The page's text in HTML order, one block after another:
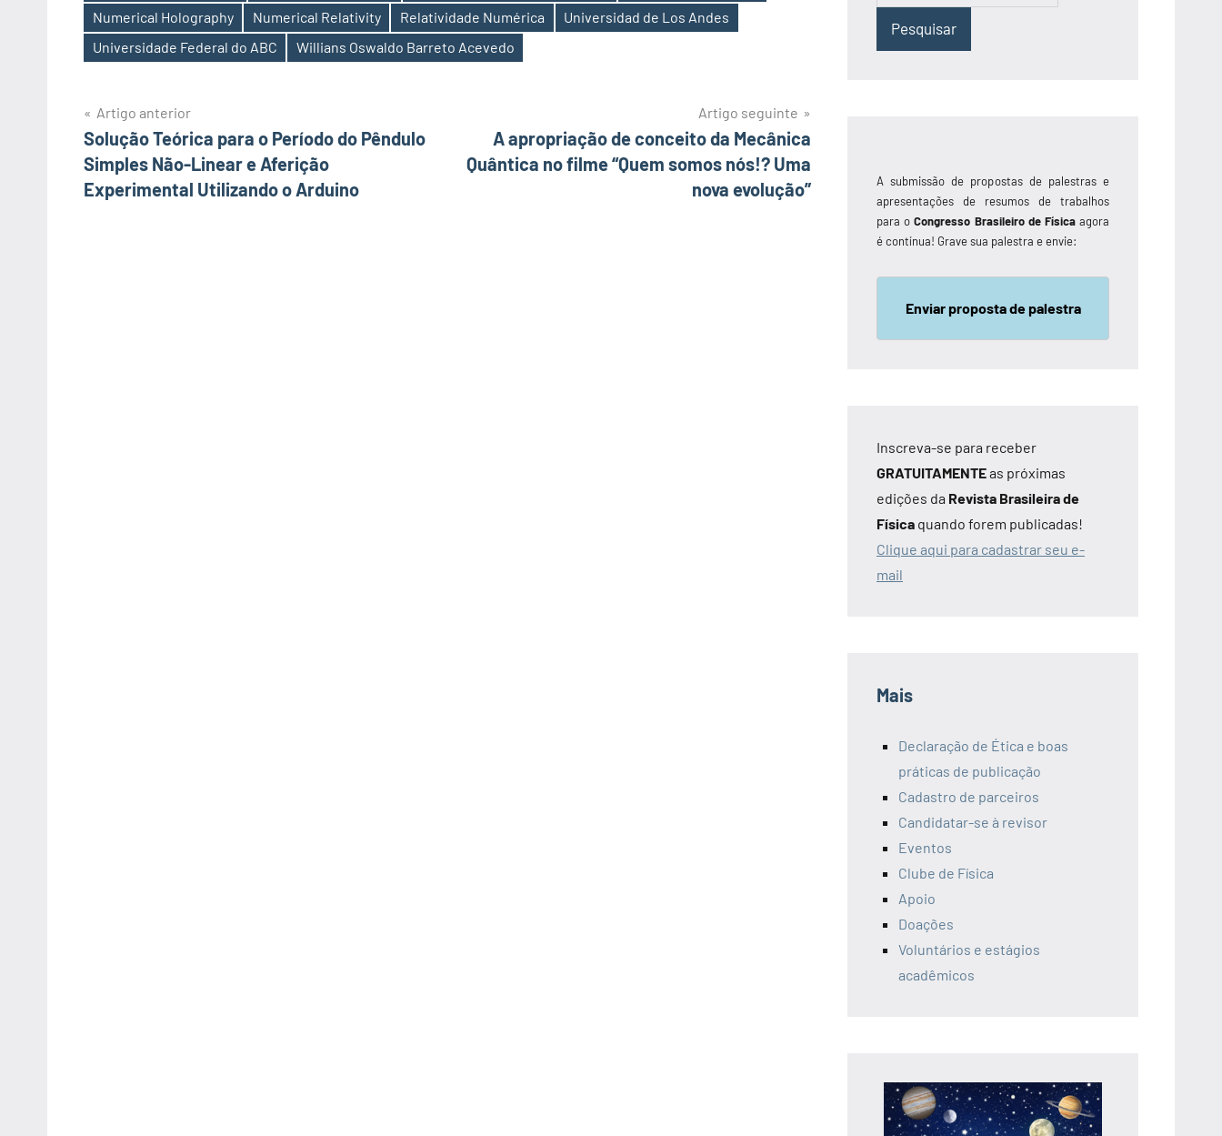
Etiquetas
Numerical Holography
Numerical Relativity Relatividade Numérica
Universidad de Los Andes
Universidade Federal do ABC
Willians Oswaldo Barreto Acevedo
Navegação
de
Artigo anterior
Solução Teórica para o Período do Pêndulo
Simples Não-Linear e Aferição
Experimental Utilizando o Arduino
Artigo seguinte
A apropriação de conceito da Mecânica
Quântica no filme “Quem somos nós!? Uma
nova evolução”
Pesquisar
A submissão de propostas de palestras e
apresentações de resumos de trabalhos
para oCongresso Brasileiro de Físicaagora
é contínua! Grave sua palestra e envie:
Enviar proposta de palestra
Inscreva-se para receber
GRATUITAMENTEas próximas
edições da Revista Brasileira de
Física quando forem publicadas!
Clique aqui para cadastrar seu e-
mail
Mais
Declaração de Ética e boas
práticas de publicação
Cadastro de parceiros
Candidatar-se à revisor
Eventos
Clube de Física
Apoio
Doações
Voluntários e estágios
acadêmicos